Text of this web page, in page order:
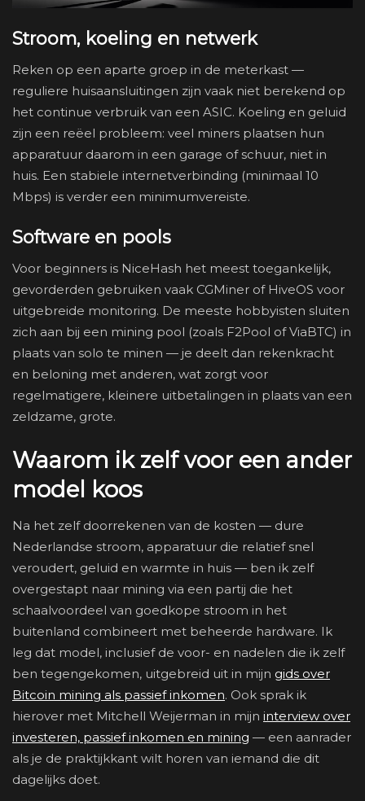
Stroom, koeling en netwerk
Reken op een aparte groep in de meterkast —
reguliere huisaansluitingen zijn vaak niet berekend op
het continue verbruik van een ASIC. Koeling en geluid
zijn een reëel probleem: veel miners plaatsen hun
apparatuur daarom in een garage of schuur, niet in
huis. Een stabiele internetverbinding (minimaal 10
Mbps) is verder een minimumvereiste.
Software en pools
Voor beginners is NiceHash het meest toegankelijk,
gevorderden gebruiken vaak CGMiner of HiveOS voor
uitgebreide monitoring. De meeste hobbyisten sluiten
zich aan bij een mining pool (zoals F2Pool of ViaBTC) in
plaats van solo te minen — je deelt dan rekenkracht
en beloning met anderen, wat zorgt voor
regelmatigere, kleinere uitbetalingen in plaats van een
zeldzame, grote.
Waarom ik zelf voor een ander
model koos
Na het zelf doorrekenen van de kosten — dure
Nederlandse stroom, apparatuur die relatief snel
veroudert, geluid en warmte in huis — ben ik zelf
overgestapt naar mining via een partij die het
schaalvoordeel van goedkope stroom in het
buitenland combineert met beheerde hardware. Ik
leg dat model, inclusief de voor- en nadelen die ik zelf
ben tegengekomen, uitgebreid uit in mijn gids over
Bitcoin mining als passief inkomen. Ook sprak ik
hierover met Mitchell Weijerman in mijn interview over
investeren, passief inkomen en mining — een aanrader
als je de praktijkkant wilt horen van iemand die dit
dagelijks doet.